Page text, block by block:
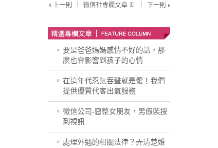
上一則 徵信社專欄文章 下一則
要是爸爸媽媽感情不好的話，那
麼也會影響到孩子的心情
在這年代忍氣吞聲就是傻！我們
提供優質代客出氣服務
徵信公司-惡整女朋友，男假裝按
到視訊
處理外遇的相關法律？弄清楚婚